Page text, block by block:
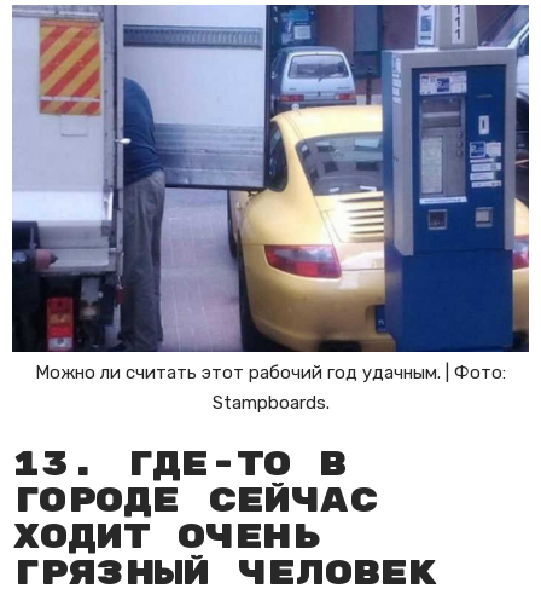
Можно ли считать этот рабочий год удачным. | Фото:
Stampboards.
13. Где-то в
городе сейчас
ходит очень
грязный человек